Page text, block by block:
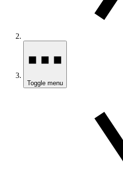
Toggle menu